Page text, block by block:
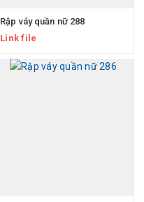
Rập váy quần nữ 288
Link file